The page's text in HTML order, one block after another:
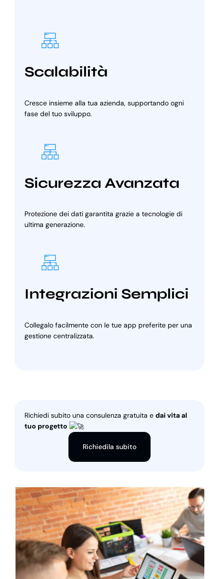
Scalabilità
Cresce insieme alla tua azienda, supportando ogni
fase del tuo sviluppo.
Sicurezza Avanzata
Protezione dei dati garantita grazie a tecnologie di
ultima generazione.
Integrazioni Semplici
Collegalo facilmente con le tue app preferite per una
gestione centralizzata.
Richiedi subito una consulenza gratuita e dai vita al
tuo progetto
Richiedila subito